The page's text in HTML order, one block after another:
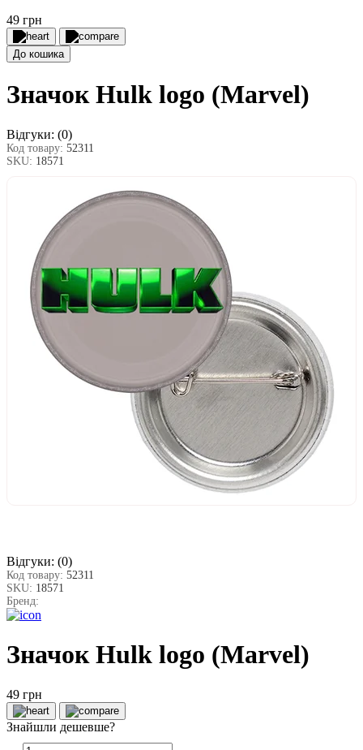
49 грн
До кошика
Значок Hulk logo (Marvel)
Відгуки: (0)
Код товару: 52311
SKU: 18571
Відгуки: (0)
Код товару: 52311
SKU: 18571
Бренд:
Значок Hulk logo (Marvel)
49 грн
Знайшли дешевше?